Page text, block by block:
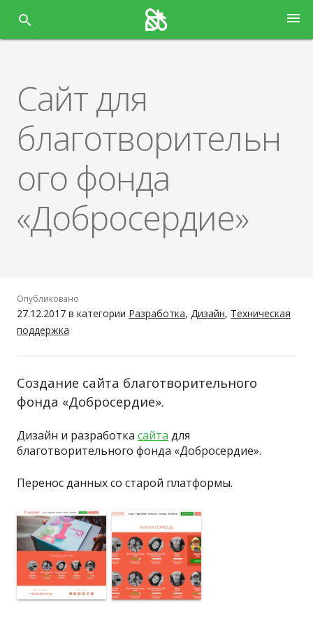
содержанию
menu
Сайт для
благотворительн
ого фонда
«Добросердие»
Опубликовано
27.12.2017 в категории Разработка, Дизайн, Техническая
поддержка
Создание сайта благотворительного
фонда «Добросердие».
Дизайн и разработка сайта для
благотворительного фонда «Добросердие».
Перенос данных со старой платформы.